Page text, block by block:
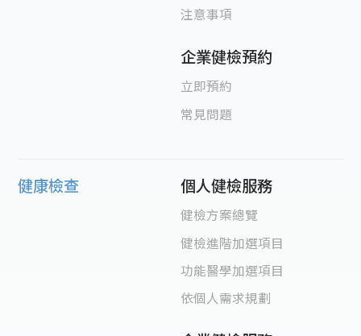
注意事項
企業健檢預約
立即預約
常見問題
健康檢查 個人健檢服務
健檢方案總覽
健檢進階加選項目
功能醫學加選項目
依個人需求規劃